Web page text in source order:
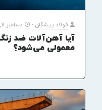
فولاد پیشگان - دسامبر 11, 2025
آیا آهن‌آلات ضد
معمولی می‌شود؟